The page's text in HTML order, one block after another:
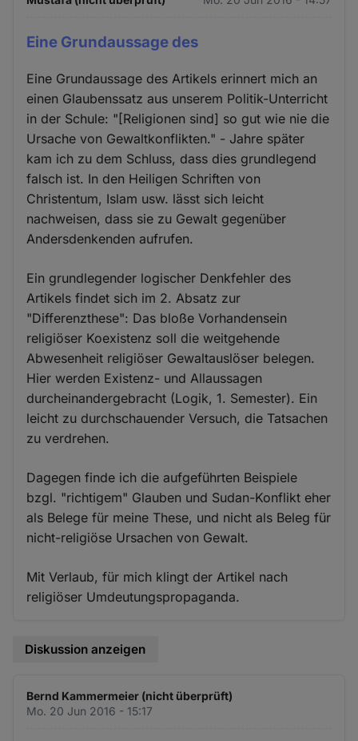
Eine Grundaussage des
Eine Grundaussage des Artikels erinnert mich an
einen Glaubenssatz aus unserem Politik-Unterricht
in der Schule: "[Religionen sind] so gut wie nie die
Ursache von Gewaltkonflikten." - Jahre später
kam ich zu dem Schluss, dass dies grundlegend
falsch ist. In den Heiligen Schriften von
Christentum, Islam usw. lässt sich leicht
nachweisen, dass sie zu Gewalt gegenüber
Andersdenkenden aufrufen.
Ein grundlegender logischer Denkfehler des
Artikels findet sich im 2. Absatz zur
"Differenzthese": Das bloße Vorhandensein
religiöser Koexistenz soll die weitgehende
Abwesenheit religiöser Gewaltauslöser belegen.
Hier werden Existenz- und Allaussagen
durcheinandergebracht (Logik, 1. Semester). Ein
leicht zu durchschauender Versuch, die Tatsachen
zu verdrehen.
Dagegen finde ich die aufgeführten Beispiele
bzgl. "richtigem" Glauben und Sudan-Konflikt eher
als Belege für meine These, und nicht als Beleg für
nicht-religiöse Ursachen von Gewalt.
Mit Verlaub, für mich klingt der Artikel nach
religiöser Umdeutungspropaganda.
Diskussion anzeigen
Bernd Kammermeier (nicht überprüft)
Mo. 20 Jun 2016 - 15:17